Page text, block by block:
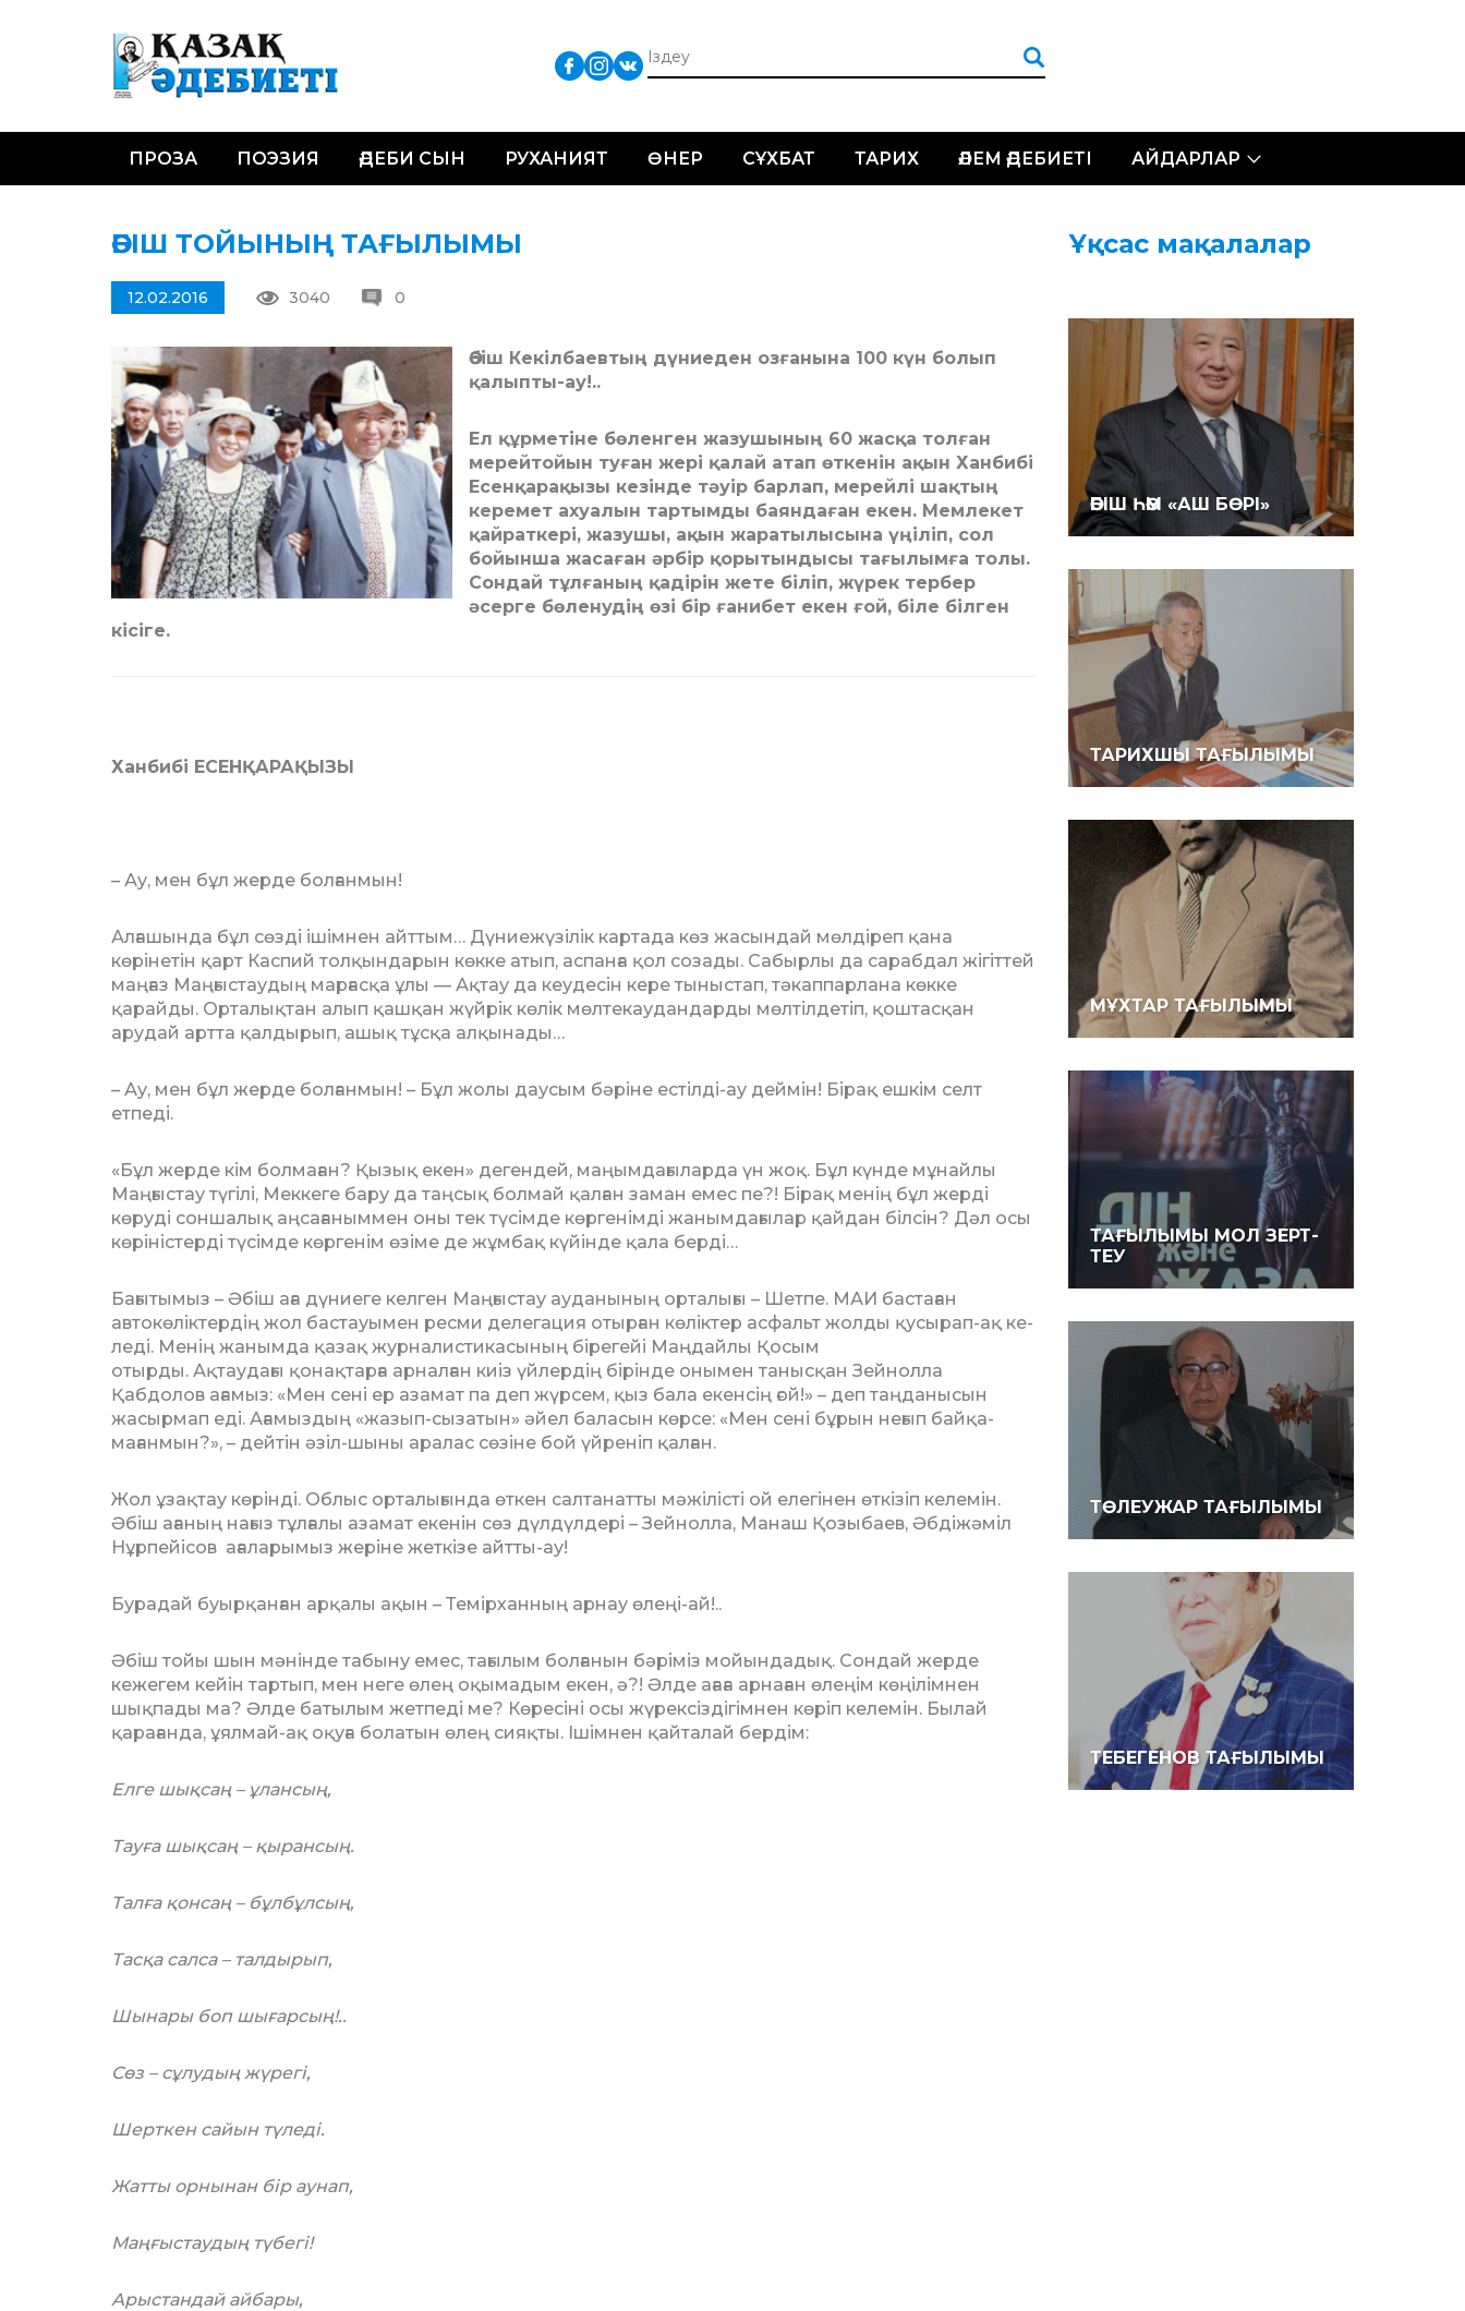
ПРОЗА ПОЭЗИЯ ӘДЕБИ СЫН РУХАНИЯТ ӨНЕР СҰХБАТ ТАРИХ ӘЛЕМ ӘДЕБИЕТІ АЙДАРЛАР
ӘБІШ ТОЙЫНЫҢ ТАҒЫЛЫМЫ
12.02.2016 3040 0
Әбіш Кекілбаевтың дүниеден озғанына 100 күн болып
қалыпты-ау!..
Ел құрметіне бөленген жазушының 60 жасқа толған
мерейтойын туған жері қалай атап өткенін ақын Ханбибі
Есенқарақызы кезінде тәуір барлап, мерейлі шақтың
керемет ахуалын тартымды баяндаған екен. Мемлекет
қайраткері, жазушы, ақын жаратылысына үңіліп, сол
бойынша жасаған әрбір қорытындысы тағылымға толы.
Сондай тұлғаның қадірін жете біліп, жүрек тербер
әсерге бөленудің өзі бір ғанибет екен ғой, біле білген
кісіге.
Ханбибі ЕСЕНҚАРАҚЫЗЫ
– Ау, мен бұл жерде болғанмын!
Алғашында бұл сөзді ішімнен айттым… Дүниежүзілік картада көз жасындай мөлдіреп қана
көрінетін қарт Каспий толқындарын көкке атып, аспанға қол созады. Сабырлы да сарабдал жігіттей
маң­ғаз Маңғыстаудың марғасқа ұлы — Ақ­тау да кеудесін кере тыныстап, тәкап­парлана көкке
қарайды. Орталықтан алып қашқан жүйрік көлік мөл­текау­дандарды мөлтілдетіп, қоштасқан
арудай артта қалдырып, ашық тұсқа алқы­н­а­ды…
– Ау, мен бұл жерде болғанмын! – Бұл жо­лы даусым бәріне естілді-ау деймін! Бі­рақ ешкім селт
етпеді.
«Бұл жерде кім болмаған? Қызық екен» дегендей, маңымдағыларда үн жоқ. Бұл күнде мұнайлы
Маңғыстау түгілі, Мек­кеге бару да таңсық болмай қалған за­ман емес пе?! Бірақ менің бұл жерді
көру­ді соншалық аңсағаныммен оны тек тү­сімде көргенімді жанымдағылар қайдан біл­сін? Дәл осы
көріністерді түсімде көр­генім өзіме де жұмбақ күйінде қала бер­ді…
Бағытымыз – Әбіш аға дүниеге келген Маңғыстау ауданының орталығы – Шетпе. МАИ бастаған
автокөліктердің жол бас­тауымен ресми делегация отырған кө­ліктер асфальт жолды қусырап-ақ ке­
леді. Менің жанымда қазақ жур­налис­ти­ка­сының бірегейі Маңдайлы Қосым
отырды. Ақтаудағы қонақтарға арналған киіз үйлердің бірінде онымен танысқан Зей­нолла
Қабдолов ағамыз: «Мен сені ер аза­мат па деп жүрсем, қыз бала екенсің ғой!» – деп таңданысын
жасырмап еді. Аға­мыздың «жазып-сызатын» әйел баласын көрсе: «Мен сені бұрын неғып бай­қа­
мағанмын?», – дейтін әзіл-шыны аралас сөзіне бой үйреніп қалған.
Жол ұзақтау көрінді. Облыс орталы­ғын­да өткен салтанатты мәжілісті ой еле­­гінен өткізіп келемін.
Әбіш ағаның на­­ғыз тұлғалы азамат екенін сөз дүл­дүл­дері – Зейнолла, Манаш Қозыбаев, Әб­ді­­жәміл
Нұрпейісов ағаларымыз жеріне жет­кізе айтты-ау!
Бурадай буырқанған арқалы ақын – Те­мірханның арнау өлеңі-ай!..
Әбіш тойы шын мәнінде табыну емес, та­ғылым болғанын бәріміз мойындадық. Сон­дай жерде
кежегем кейін тартып, мен неге өлең оқымадым екен, ә?! Әлде ағаға ар­наған өлеңім көңілімнен
шықпады ма? Әлде батылым жетпеді ме? Көресіні осы жүрексіздігімнен көріп келемін. Былай
қарағанда, ұялмай-ақ оқуға болатын өлең сияқты. Ішімнен қайталай бердім:
Елге шықсаң – ұлансың,
Тауға шықсаң – қырансың.
Талға қонсаң – бұлбұлсың,
Тасқа салса – талдырып,
Шынары боп шығарсың!..
Сөз – сұлудың жүрегі,
Шерткен сайын түледі.
Жатты орнынан бір аунап,
Маңғыстаудың түбегі!
Арыстандай айбары,
Ұқсас мақалалар
ӘБІШ ҺӘМ «АШ БӨРІ»
ТАРИХШЫ ТАҒЫЛЫМЫ
МҰХТАР ТАҒЫЛЫМЫ
ТАҒЫЛЫМЫ МОЛ ЗЕРТ­
ТЕУ
ТӨЛЕУЖАР ТАҒЫЛЫМЫ
ТЕБЕГЕНОВ ТАҒЫЛЫМЫ